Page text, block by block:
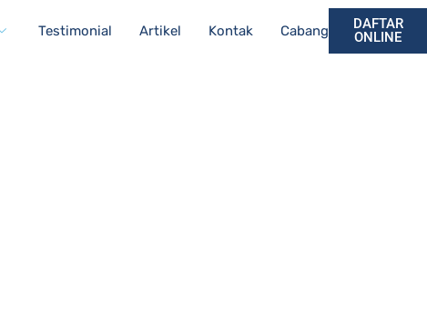
Testimonial Artikel Kontak Cabang
DAFTAR
ONLINE